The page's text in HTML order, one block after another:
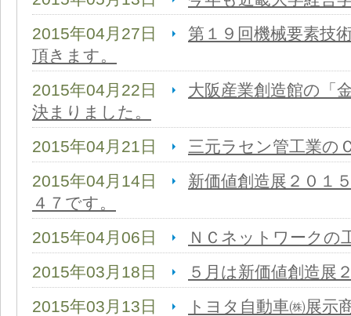
2015年04月27日
第１９回機械要素技
頂きます。
2015年04月22日
大阪産業創造館の「
決まりました。
2015年04月21日
三元ラセン管工業の
2015年04月14日
新価値創造展２０１
４７です。
2015年04月06日
ＮＣネットワークの
2015年03月18日
５月は新価値創造展
2015年03月13日
トヨタ自動車㈱展示